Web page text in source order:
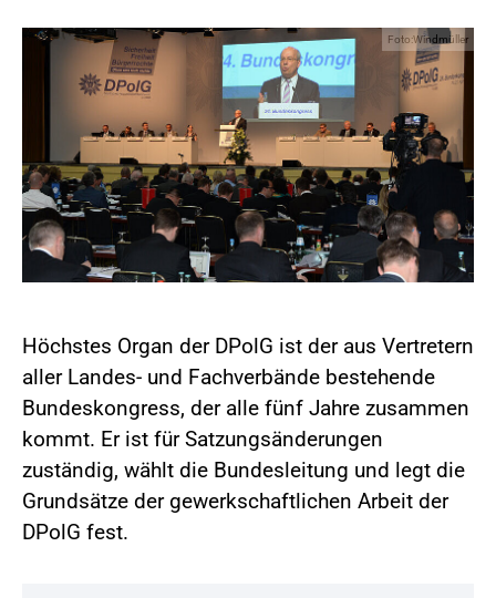
Foto:Windmüller
Höchstes Organ der DPolG ist der aus Vertretern
aller Landes- und Fachverbände bestehende
Bundeskongress, der alle fünf Jahre zusammen
kommt. Er ist für Satzungsänderungen
zuständig, wählt die Bundesleitung und legt die
Grundsätze der gewerkschaftlichen Arbeit der
DPolG fest.